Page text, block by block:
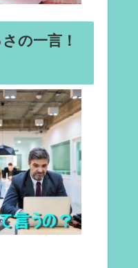
の一言！